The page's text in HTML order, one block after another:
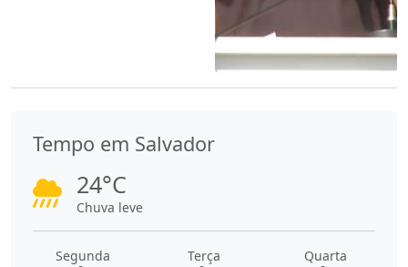
Tempo em Salvador
24°C
Chuva leve
Segunda Terça Quarta